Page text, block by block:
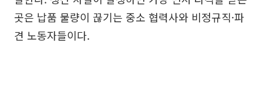
곳은 납품 물량이 끊기는 중소 협력사와 비정규직·파
견 노동자들이다.